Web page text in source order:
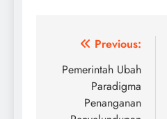
Post
navigation
Previous:
Pemerintah Ubah
Paradigma
Penanganan